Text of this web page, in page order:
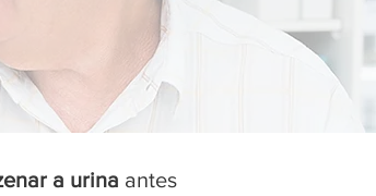
a urina antes